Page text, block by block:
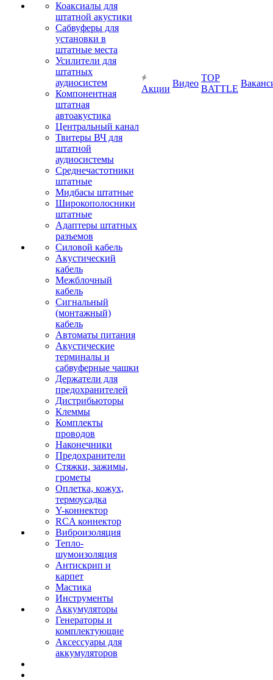
Коаксиалы для
штатной акустики
Сабвуферы для
установки в
штатные места
Усилители для
штатных
аудиосистем
Компонентная
штатная
автоакустика
Центральный канал
Твитеры ВЧ для
штатной
аудиосистемы
Среднечастотники
штатные
Мидбасы штатные
Широкополосники
штатные
Адаптеры штатных
разъемов
Силовой кабель
Акустический
кабель
Межблочный
кабель
Сигнальный
(монтажный)
кабель
Автоматы питания
Акустические
терминалы и
сабвуферные чашки
Держатели для
предохранителей
Дистрибьюторы
Клеммы
Комплекты
проводов
Наконечники
Предохранители
Стяжки, зажимы,
грометы
Оплетка, кожух,
термоусадка
Y-коннектор
RCA коннектор
Виброизоляция
Тепло-
шумоизоляция
Антискрип и
карпет
Мастика
Инструменты
Аккумуляторы
Генераторы и
комплектующие
Аксессуары для
аккумуляторов
Акции
Видео
TOP
BATTLE